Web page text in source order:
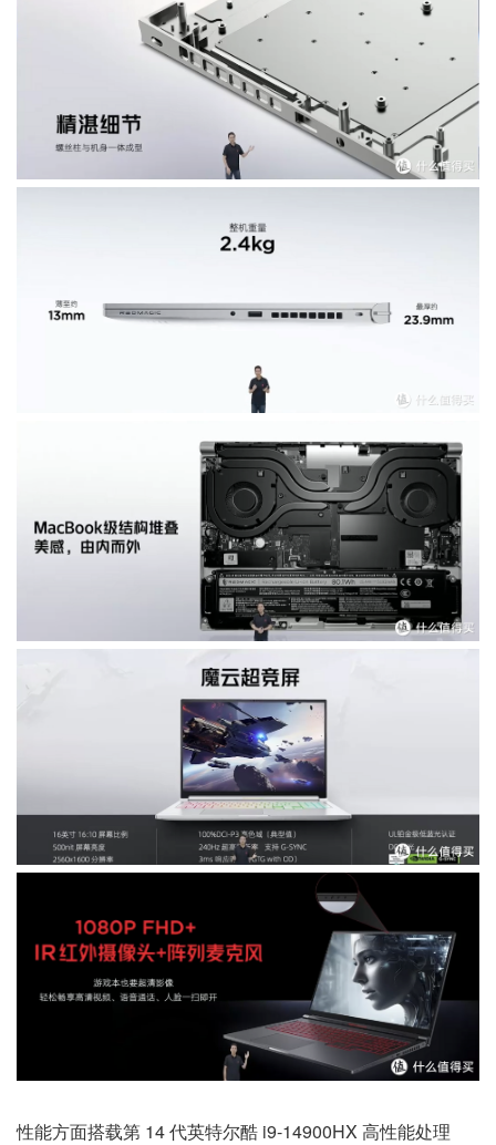
性能方面搭载第 14 代英特尔酷 i9-14900HX 高性能处理